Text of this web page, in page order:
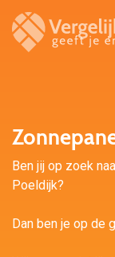
Ben jij op zoek
Poeldijk?
Dan ben je op de